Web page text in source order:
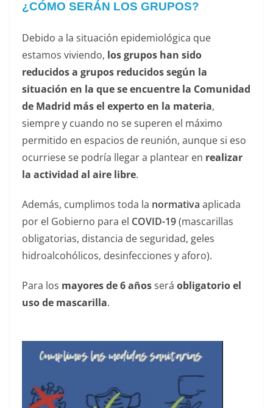
¿CÓMO SERÁN LOS GRUPOS?
Debido a la situación epidemiológica que
estamos viviendo, los grupos han sido
reducidos a grupos reducidos según la
situación en la que se encuentre la Comunidad
de Madrid más el experto en la materia,
siempre y cuando no se superen el máximo
permitido en espacios de reunión, aunque si eso
ocurriese se podría llegar a plantear en realizar
la actividad al aire libre.
Además, cumplimos toda la normativa aplicada
por el Gobierno para el COVID-19(mascarillas
obligatorias, distancia de seguridad, geles
hidroalcohólicos, desinfecciones y aforo).
Para los mayores de 6 añosserá obligatorio el
uso de mascarilla.